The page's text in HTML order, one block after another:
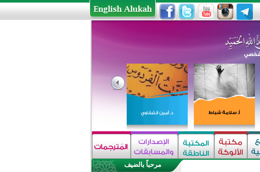
مرحباً بالضيف